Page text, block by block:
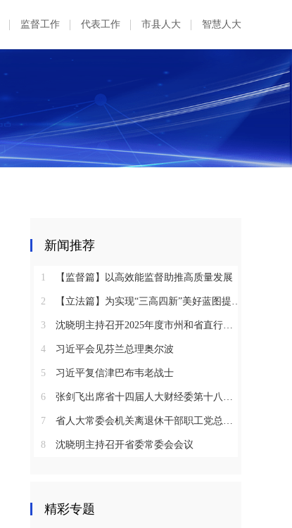
监督工作 代表工作 市县人大 智慧人大
新闻推荐
1 【监督篇】以高效能监督助推高质量发展
2 【立法篇】为实现“三高四新”美好蓝图提供坚实法治保障
3 沈晓明主持召开2025年度市州和省直行业系统党（工）委书记抓基层党建工作述职评议会议
4 习近平会见芬兰总理奥尔波
5 习近平复信津巴布韦老战士
6 张剑飞出席省十四届人大财经委第十八次全体会议
7 省人大常委会机关离退休干部职工党总支召开2025年度总结表彰大会
8 沈晓明主持召开省委常委会会议
精彩专题